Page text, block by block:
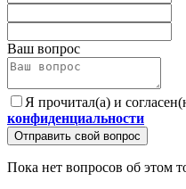
Ваш вопрос
Я прочитал(а) и
конфиденциальности
Отправить свой вопрос
Пока нет вопросов об этом